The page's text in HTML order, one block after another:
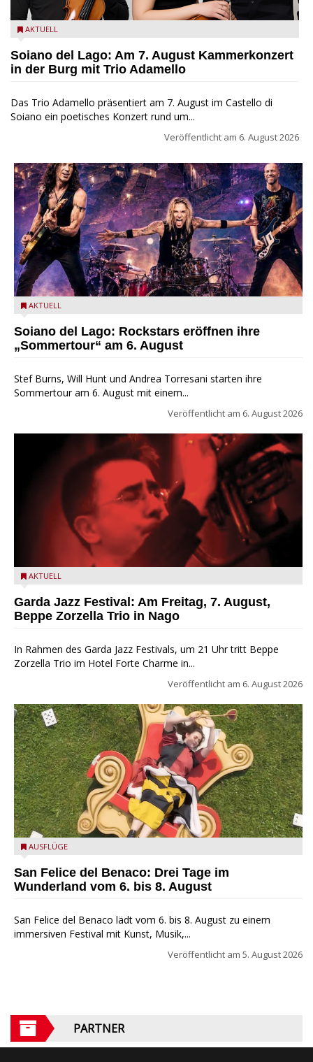
Trio Adamello
AKTUELL
Soiano del Lago: Am 7. August Kammerkonzert
in der Burg mit Trio Adamello
Das Trio Adamello präsentiert am 7. August im Castello di
Soiano ein poetisches Konzert rund um...
Veröffentlicht am 6. August 2026
Stef Burns, Will Hunt und Andrea Torresani im Summer Rock
AKTUELL
Soiano del Lago: Rockstars eröffnen ihre
„Sommertour“ am 6. August
Stef Burns, Will Hunt und Andrea Torresani starten ihre
Sommertour am 6. August mit einem...
Veröffentlicht am 6. August 2026
Beppe Zorzella Trio zu Gast beim Garda Jazz Festival
AKTUELL
Garda Jazz Festival: Am Freitag, 7. August,
Beppe Zorzella Trio in Nago
In Rahmen des Garda Jazz Festivals, um 21 Uhr tritt Beppe
Zorzella Trio im Hotel Forte Charme in...
Veröffentlicht am 6. August 2026
San Felice del Benaco: Drei Tage im Wunderland
AUSFLÜGE
San Felice del Benaco: Drei Tage im
Wunderland vom 6. bis 8. August
San Felice del Benaco lädt vom 6. bis 8. August zu einem
immersiven Festival mit Kunst, Musik,...
Veröffentlicht am 5. August 2026
PARTNER